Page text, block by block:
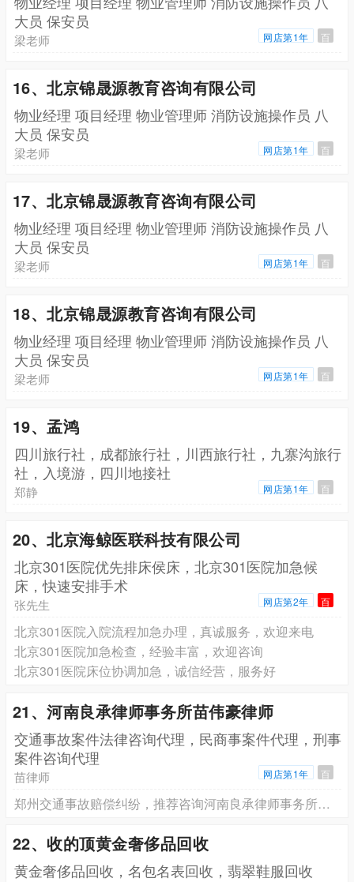
大员 保安员
梁老师 网店第1年 百
16、北京锦晟源教育咨询有限公司
物业经理 项目经理 物业管理师 消防设施操作员 八
大员 保安员
梁老师 网店第1年 百
17、北京锦晟源教育咨询有限公司
物业经理 项目经理 物业管理师 消防设施操作员 八
大员 保安员
梁老师 网店第1年 百
18、北京锦晟源教育咨询有限公司
物业经理 项目经理 物业管理师 消防设施操作员 八
大员 保安员
梁老师 网店第1年 百
19、孟鸿
四川旅行社，成都旅行社，川西旅行社，九寨沟旅行
社，入境游，四川地接社
郑静 网店第1年 百
20、北京海鲸医联科技有限公司
北京301医院优先排床侯床，北京301医院加急候
床，快速安排手术
张先生 网店第2年 百
北京301医院入院流程加急办理，真诚服务，欢迎来电
北京301医院加急检查，经验丰富，欢迎咨询
北京301医院床位协调加急，诚信经营，服务好
21、河南良承律师事务所苗伟豪律师
交通事故案件法律咨询代理，民商事案件代理，刑事
案件咨询代理
苗律师 网店第1年 百
郑州交通事故赔偿纠纷，推荐咨询河南良承律师事务所苗伟豪律师
22、收的顶黄金奢侈品回收
黄金奢侈品回收，名包名表回收，翡翠鞋服回收